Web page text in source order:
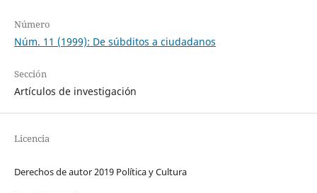
Número
Núm. 11 (1999): De súbditos a ciudadanos
Sección
Artículos de investigación
Licencia
Derechos de autor 2019 Política y Cultura